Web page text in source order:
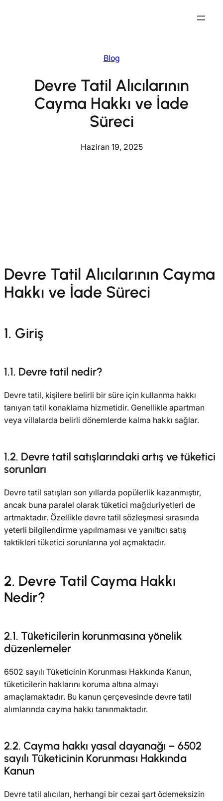
Blog
Devre Tatil Alıcılarının
Cayma Hakkı ve İade
Süreci
Haziran 19, 2025
Devre Tatil Alıcılarının Cayma
Hakkı ve İade Süreci
1. Giriş
1.1. Devre tatil nedir?
Devre tatil, kişilere belirli bir süre için kullanma hakkı
tanıyan tatil konaklama hizmetidir. Genellikle apartman
veya villalarda belirli dönemlerde kalma hakkı sağlar.
1.2. Devre tatil satışlarındaki artış ve tüketici
sorunları
Devre tatil satışları son yıllarda popülerlik kazanmıştır,
ancak buna paralel olarak tüketici mağduriyetleri de
artmaktadır. Özellikle devre tatil sözleşmesi sırasında
yeterli bilgilendirme yapılmaması ve yanıltıcı satış
taktikleri tüketici sorunlarına yol açmaktadır.
2. Devre Tatil Cayma Hakkı
Nedir?
2.1. Tüketicilerin korunmasına yönelik
düzenlemeler
6502 sayılı Tüketicinin Korunması Hakkında Kanun,
tüketicilerin haklarını koruma altına almayı
amaçlamaktadır. Bu kanun çerçevesinde devre tatil
alımlarında cayma hakkı tanınmaktadır.
2.2. Cayma hakkı yasal dayanağı – 6502
sayılı Tüketicinin Korunması Hakkında
Kanun
Devre tatil alıcıları, herhangi bir cezai şart ödemeksizin